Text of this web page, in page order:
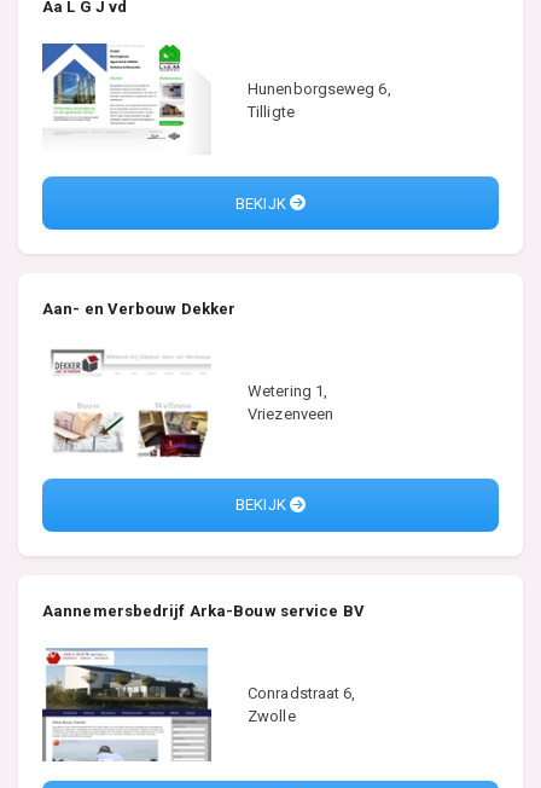
Aa L G J vd
Hunenborgseweg 6,
Tilligte
BEKIJK
Aan- en Verbouw Dekker
Wetering 1,
Vriezenveen
BEKIJK
Aannemersbedrijf Arka-Bouw service BV
Conradstraat 6,
Zwolle